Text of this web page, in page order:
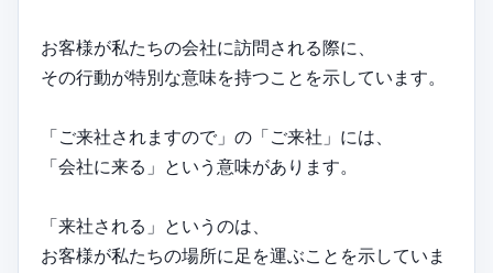
お客様が私たちの会社に訪問される際に、
その行動が特別な意味を持つことを示しています。
「ご来社されますので」の「ご来社」には、
「会社に来る」という意味があります。
「来社される」というのは、
お客様が私たちの場所に足を運ぶことを示していま